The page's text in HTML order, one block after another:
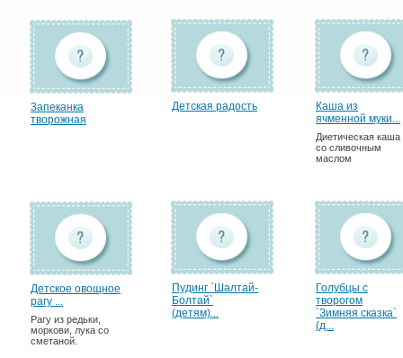
3апеканка
творожная
Детская радость
Каша из
ячменной муки...
Диетическая каша
со сливочным
маслом
Детское овощное
рагу ...
Рагу из редьки,
моркови, лука со
сметаной.
Пудинг `Шалтай-
Болтай`
(детям)...
Голубцы с
творогом
`Зимняя сказка`
(д...